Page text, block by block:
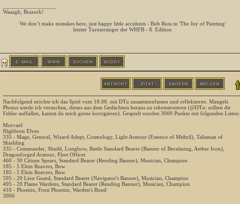
Waaagh, Brazork!
We don’t make mistakes here, just happy little accidents - Bob Ross in 'The Joy of Painting'
letzter Turniersieger der WHFB - 8. Edition
Nachfolgend möchte ich das Spiel vom 18.08. mit DTu zusammenfassen und reflektieren. Mangels
Photos werde ich versuchen, dieses aus dem Gedächtnis heraus zu rekonstruieren (@DTu: sollten dir
Fehler auffallen, kannst du mich gerne korrigieren). Gespielt wurden 3000 Punkte mit folgenden Listen:
Morvael:
Highborn Elves
335 - Mage, General, Wizard Adept, Cosmology, Light Armour (Essence of Mithril), Talisman of
Shielding
335 - Commander, Shield, Longbow, Battle Standard Bearer (Banner of Becalming, Aether Icon),
Dragonforged Armour, Fleet Officer
460 - 30 Citizen Spears, Standard Bearer (Rending Banner), Musician, Champion
185 - 5 Elein Reavers, Bow
185 - 5 Elein Reavers, Bow
595 - 20 Lion Guard, Standard Bearer (Navigator's Banner), Musician, Champion
495 - 20 Flame Wardens, Standard Bearer (Rending Banner), Musician, Champion
410 - Phoenix, Frost Phoenix, Warden's Bond
3000